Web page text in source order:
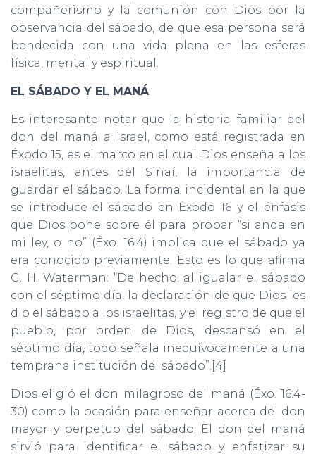
compañerismo y la comunión con Dios por la
observancia del sábado, de que esa persona será
bendecida con una vida plena en las esferas
física, mental y espiritual.
EL SÁBADO Y EL MANÁ
Es interesante notar que la historia familiar del
don del maná a Israel, como está registrada en
Éxodo 15, es el marco en el cual Dios enseña a los
israelitas, antes del Sinaí, la importancia de
guardar el sábado. La forma incidental en la que
se introduce el sábado en Éxodo 16 y el énfasis
que Dios pone sobre él para probar “si anda en
mi ley, o no” (Éxo. 16:4) implica que el sábado ya
era conocido previamente. Esto es lo que afirma
G. H. Waterman: “De hecho, al igualar el sábado
con el séptimo día, la declaración de que Dios les
dio el sábado a los israelitas, y el registro de que el
pueblo, por orden de Dios, descansó en el
séptimo día, todo señala inequívocamente a una
temprana institución del sábado”.[4]
Dios eligió el don milagroso del maná (Éxo. 16:4-
30) como la ocasión para enseñar acerca del don
mayor y perpetuo del sábado. El don del maná
sirvió para identificar el sábado y enfatizar su